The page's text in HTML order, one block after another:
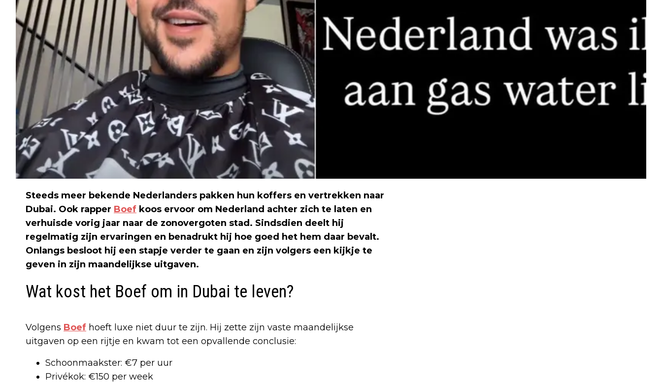
Steeds meer bekende Nederlanders pakken hun koffers en vertrekken naar
Dubai. Ook rapper Boef koos ervoor om Nederland achter zich te laten en
verhuisde vorig jaar naar de zonovergoten stad. Sindsdien deelt hij
regelmatig zijn ervaringen en benadrukt hij hoe goed het hem daar bevalt.
Onlangs besloot hij een stapje verder te gaan en zijn volgers een kijkje te
geven in zijn maandelijkse uitgaven.
Wat kost het Boef om in Dubai te leven?
Volgens Boef hoeft luxe niet duur te zijn. Hij zette zijn vaste maandelijkse
uitgaven op een rijtje en kwam tot een opvallende conclusie:
Schoonmaakster: €7 per uur
Privékok: €150 per week